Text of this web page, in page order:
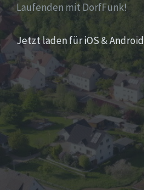
Laufenden mit DorfFunk!
Jetzt laden für iOS & Android